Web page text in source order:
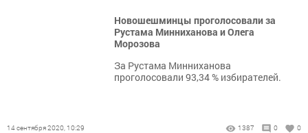
Новошешминцы проголосовали за
Рустама Минниханова и Олега
Морозова
За Рустама Минниханова
проголосовали 93,34 % избирателей.
14 сентября 2020, 10:29 1387 0 0